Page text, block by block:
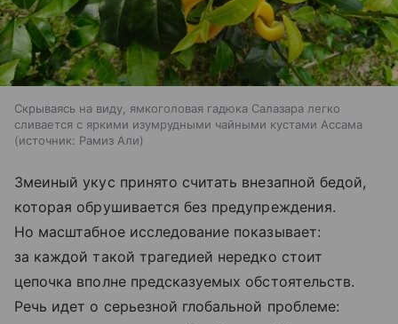
Скрываясь на виду, ямкоголовая гадюка Салазара легко
сливается с яркими изумрудными чайными кустами Ассама
источник: Рамиз Али
Змеиный укус принято считать внезапной бедой,
которая обрушивается без предупреждения.
Но масштабное исследование показывает:
за каждой такой трагедией нередко стоит
цепочка вполне предсказуемых обстоятельств.
Речь идет о серьезной глобальной проблеме: